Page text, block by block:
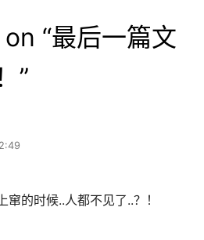
“最后一篇文
”
窜的时候..人都不见了..？！